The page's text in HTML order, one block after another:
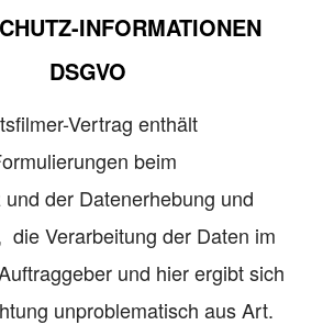
-INFORMATIONEN
DSGVO
Vertrag enthält
beim
der Datenerhebung und
die Verarbeitung der Daten im
und hier ergibt sich
unproblematisch aus Art.